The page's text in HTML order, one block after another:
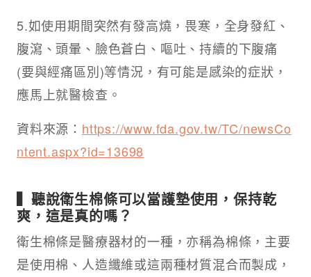
5.如使用期間突然有發高燒，畏寒，全身發紅、
腹瀉、頭暈、臉色蒼白、嘔吐、持續的下腹痛
(要與經痛區別)等情況，有可能是感染的症狀，
應馬上就醫檢查。
資料來源： https://www.fda.gov.tw/TC/newsCo
ntent.aspx?id=13698
▍聽說衛生棉條可以當護墊使用，保持乾
爽，這是真的嗎？
衛生棉條是醫療器材的一種，亦稱為棉條，主要
是使用棉、人造纖維或這兩種材質混合而製成，